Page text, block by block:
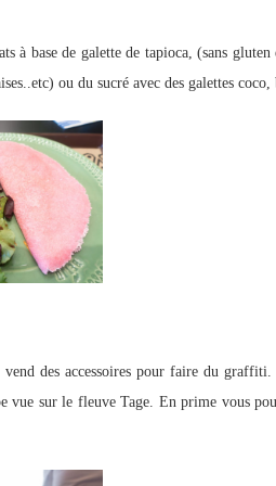
base de galette de tapioca, (sans gluten
ou du sucré avec des galettes coco,
des accessoires pour faire du
vue sur le fleuve Tage. En prime vous